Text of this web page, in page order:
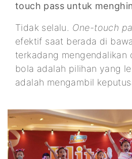
touch pass untuk
Tidak selalu. One-touch
efektif saat berada di
terkadang mengendalikan
bola adalah pilihan yang
adalah mengambil